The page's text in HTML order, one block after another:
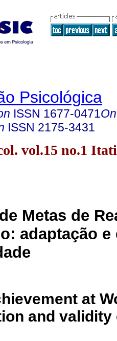
Psicológica
ISSN 1677-0471
ISSN 2175-3431
vol.15 no.1
Metas de
adaptação
at
and validity